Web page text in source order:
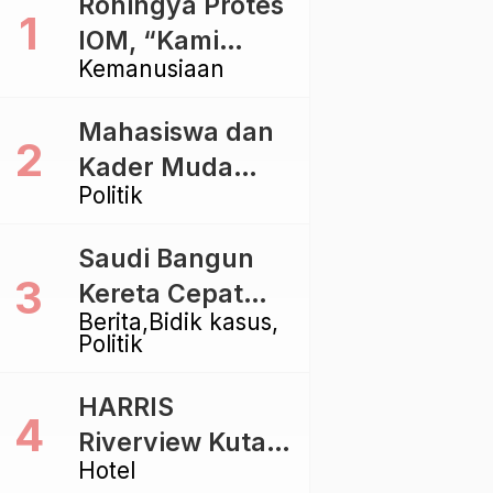
Kemanusiaan
IOM, “Kami
dibiarkan Mati
Politik
Mahasiswa dan
Kader Muda
Ramaikan Forum
Golkar di
Singaraja
Berita Bidik kasus
Politik
Saudi Bangun
Kereta Cepat
Rp112 Triliun,
Proyek Rp116
Triliun yang
Baru Sampai
Hotel
HARRIS
Riverview Kuta
Bali Tawarkan